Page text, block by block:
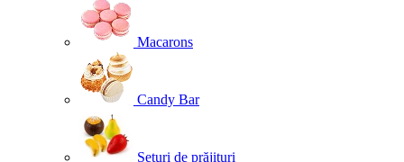
Macarons
Candy Bar
Seturi de prăjituri